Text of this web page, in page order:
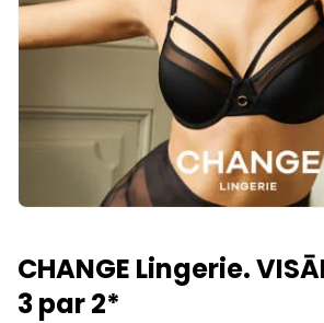
CHANGE Lingerie.
3 par 2*